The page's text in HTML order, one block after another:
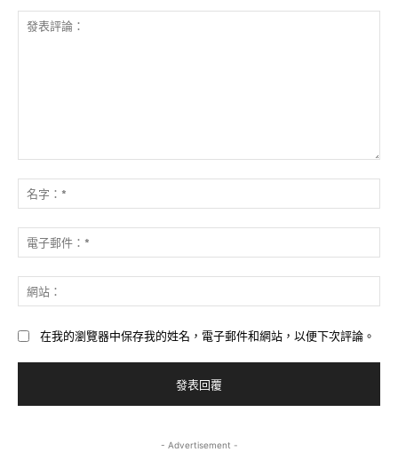
表
評
論：
字
*
子
郵
*站
在我的瀏覽器中保存我的姓名，電子郵件和網站，以便下次評論。
- Advertisement -